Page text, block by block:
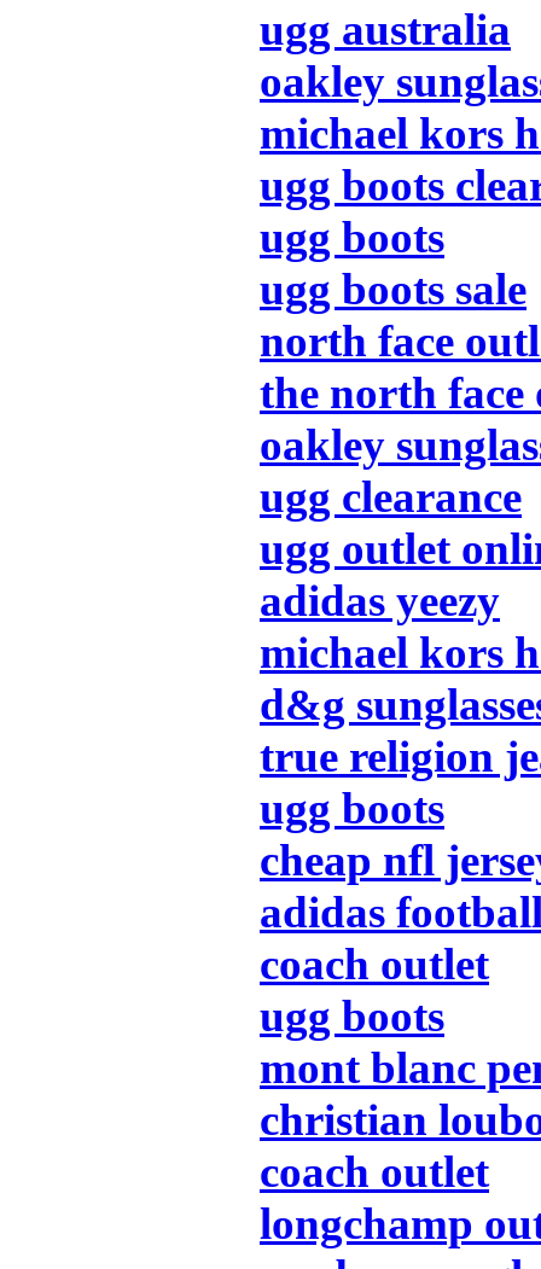
ugg australia
oakley
michael kors
ugg boots
ugg boots
ugg boots sale
north face
the north face
oakley
ugg clearance
ugg outlet
adidas yeezy
michael kors
d&g
true religion
ugg boots
cheap nfl
adidas
coach outlet
ugg boots
mont blanc
christian
coach outlet
longchamp